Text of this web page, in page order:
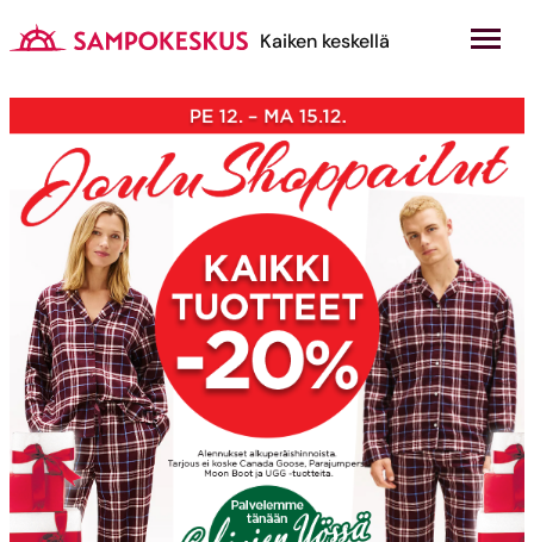
sisältöön
Kauppakeskus Sampokeskus
Kaiken keskellä